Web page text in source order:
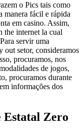
o Pics tais como
manera fácil e rápida
em casino. Assim,
the internet la cual
servir uma
out setor, consideramos
procuramos, nos
de jogos,
procuramos durante
informações dos
Estatal Zero